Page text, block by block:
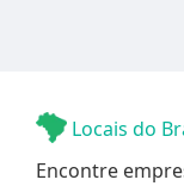
Locais do
Encontre